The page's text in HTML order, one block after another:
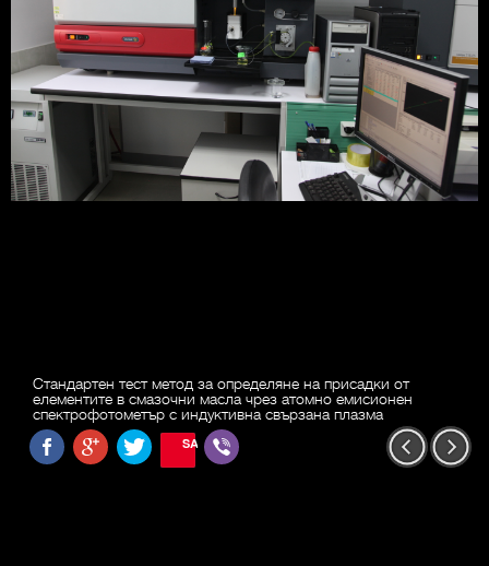
Стандартен тест метод за определяне на присадки от
елементите в смазочни масла чрез атомно емисионен
спектрофотометър с индуктивна свързана плазма
SAVE